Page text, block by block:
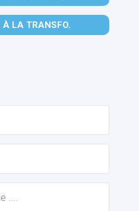
À LA TRANSFO.